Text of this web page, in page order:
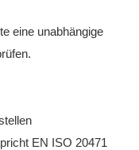
eine unabhängige
EN ISO 20471